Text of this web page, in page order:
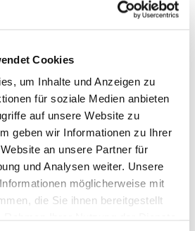
Cookies
um Inhalte und Anzeigen zu
für soziale Medien anbieten
auf unsere Website zu
geben wir Informationen zu Ihrer
an unsere Partner für
und Analysen weiter. Unsere
möglicherweise mit
die Sie ihnen bereitgestellt
& flexibel
Medien geeignet
Abfüllmaschinen